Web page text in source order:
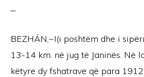
BEZHÁN,~I(i poshtëm dhe i
13-14 km. në jug të Janinës. Në
këtyre dy fshatrave që para